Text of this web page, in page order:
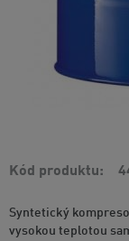
Kód produktu
Syntetický
vysokou teplotou